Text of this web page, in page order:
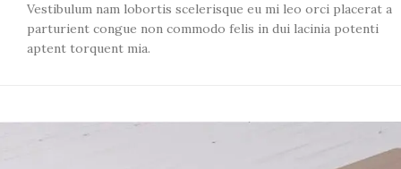
Vestibulum nam lobortis scelerisque eu mi leo orci placerat a
parturient congue non commodo felis in dui lacinia potenti
aptent torquent mia.